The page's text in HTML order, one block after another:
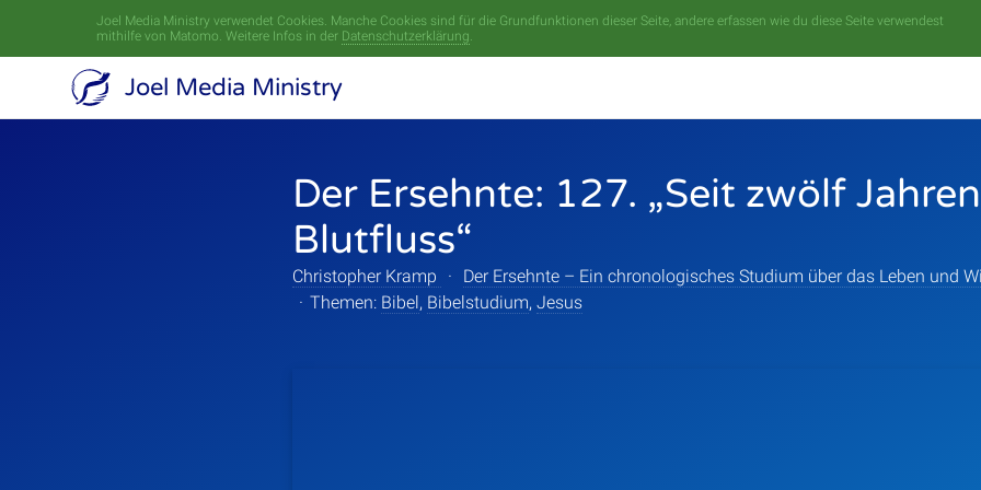
Joel Media Ministry verwendet Cookies. Manche Cookies sind für die Grundfunktionen dieser Seite, andere erfassen wie du diese Seite verwendest
mithilfe von Matomo. Weitere Infos in der Datenschutzerklärung.
Joel Media Ministry
Der Ersehnte: 127. „Seit zwölf
Blutfluss“
Christopher Kramp ·
Der Ersehnte – Ein chronologisches Studium über das Leben und
· Themen: Bibel, Bibelstudium, Jesus